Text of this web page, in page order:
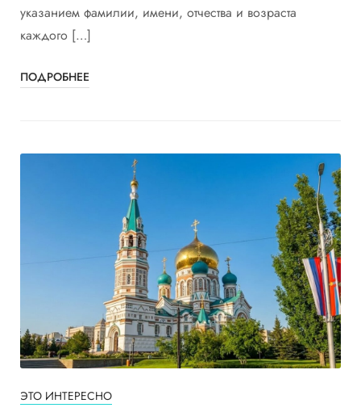
указанием фамилии, имени, отчества и возраста
каждого […]
ПОДРОБНЕЕ
ЭТО ИНТЕРЕСНО